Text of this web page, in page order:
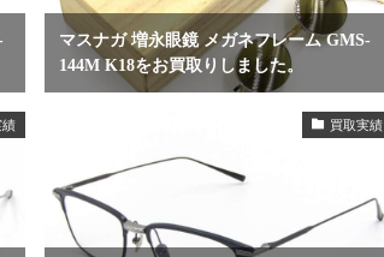
マスナガ 増永眼鏡 メガネフレーム GMS-
144M K18をお買取りしました。
績 買取実績